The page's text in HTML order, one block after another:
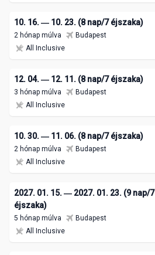
10. 16. ― 10. 23. (8 nap/7 éjszaka)
2 hónap múlva
Budapest
All Inclusive
12. 04. ― 12. 11. (8 nap/7 éjszaka)
3 hónap múlva
Budapest
All Inclusive
10. 30. ― 11. 06. (8 nap/7 éjszaka)
2 hónap múlva
Budapest
All Inclusive
2027. 01. 15. ― 2027. 01. 23. (9 nap/7
éjszaka)
5 hónap múlva
Budapest
All Inclusive